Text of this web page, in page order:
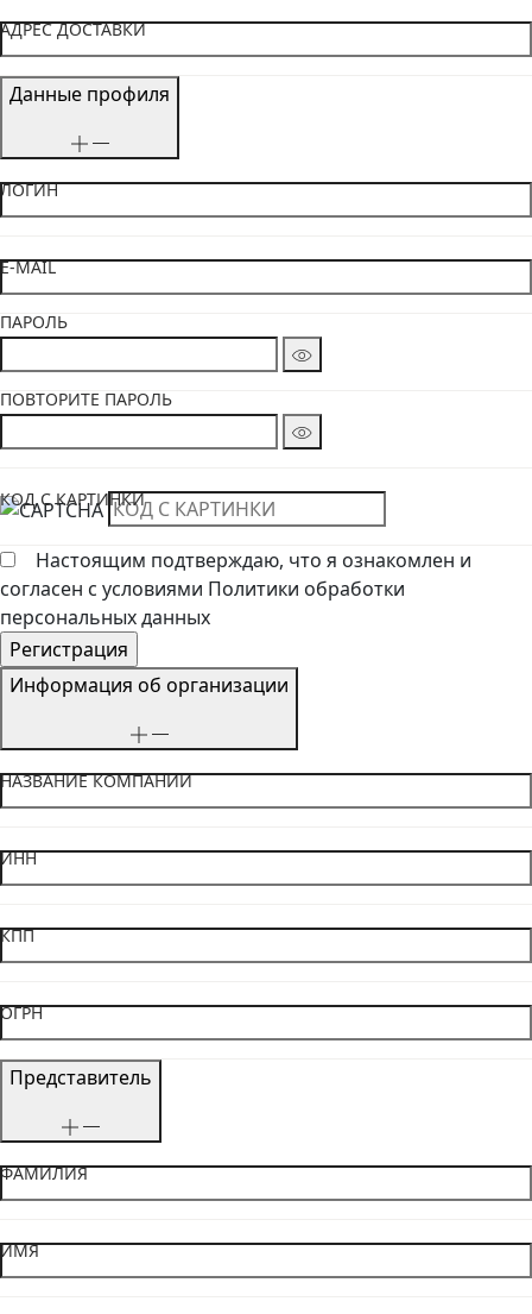
АДРЕС ДОСТАВКИ
Данные профиля
ЛОГИН
E-MAIL
ПАРОЛЬ
ПОВТОРИТЕ ПАРОЛЬ
КОД С КАРТИНКИ
Настоящим подтверждаю, что я ознакомлен и
согласен с условиями Политики обработки
персональных данных
Информация об организации
НАЗВАНИЕ КОМПАНИИ
ИНН
КПП
ОГРН
Представитель
ФАМИЛИЯ
ИМЯ